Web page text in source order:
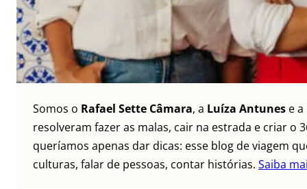
Somos o Rafael Sette Câmara, a Luíza Antunes e a
resolveram fazer as malas, cair na estrada e criar o
queríamos apenas dar dicas: esse blog de viagem
culturas, falar de pessoas, contar histórias. Saiba